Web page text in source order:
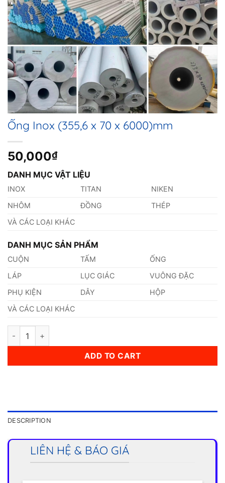
Ống Inox (355,6 x 70 x 6000)mm
50,000₫
DANH MỤC VẬT LIỆU
INOX TITAN
NIKEN
NHÔM
ĐỒNG
THÉP
VÀ CÁC LOẠI KHÁC
DANH MỤC SẢN PHẨM
CUỘN TẤM
ỐNG
LÁP
LỤC GIÁC
VUÔNG ĐẶC
PHỤ KIỆN
DÂY
HỘP
VÀ CÁC LOẠI KHÁC
Ống Inox (355,6 x 70 x 6000)mm quantity
ADD TO CART
DESCRIPTION
LIÊN HỆ & BÁO GIÁ